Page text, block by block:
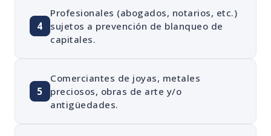
4
Profesionales (abogados, notarios, etc.)
sujetos a prevención de blanqueo de
capitales.
5
Comerciantes de joyas, metales
preciosos, obras de arte y/o
antigüedades.